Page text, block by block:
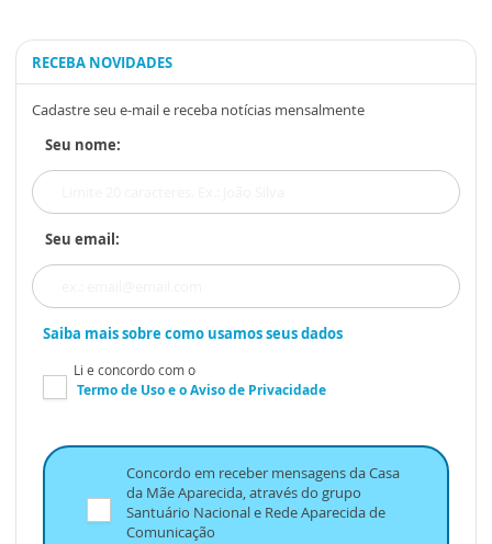
RECEBA NOVIDADES
Cadastre seu e-mail e receba notícias mensalmente
Seu nome:
Seu email:
Saiba mais sobre como usamos seus dados
Li e concordo com o
Termo de Usoe oAviso de Privacidade
Concordo em receber mensagens da Casa
da Mãe Aparecida, através do grupo
Santuário Nacional e Rede Aparecida de
Comunicação